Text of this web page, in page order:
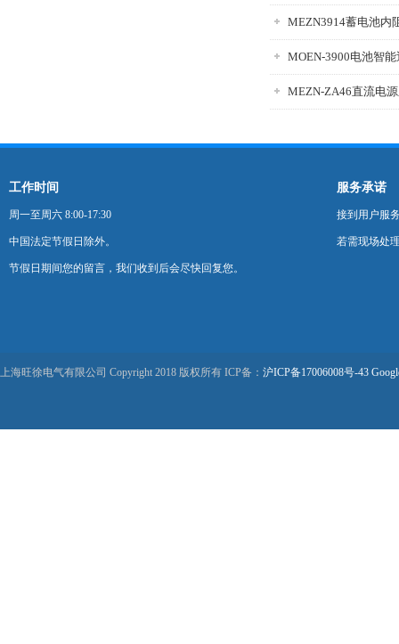
MEZN3914蓄电池内
MOEN-3900电池智
工作时间
周一至周六 8:00-17:30
中国法定节假日除外。
节假日期间您的留言，我们收到后会尽快回复您。
服务承诺
接到用户服
若需现场处
上海旺徐电气有限公司 Copyright 2018 版权所有 ICP备： 沪ICP备17006008号-43